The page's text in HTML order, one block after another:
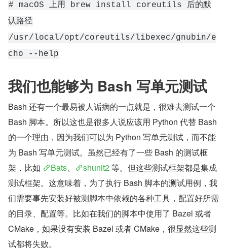
# macOS 上用 brew install coreutils 后的默
认路径
/usr/local/opt/coreutils/libexec/gnubin/e
cho --help
我们也能够为 Bash 写单元测试
Bash 还有一个最易被人诟病的一点就是，很难去测试一个
Bash 脚本。所以这也是很多人说应该用 Python 代替 Bash
的一个理由，因为我们可以为 Python 写单元测试，而不能
为 Bash 写单元测试。虽然已经有了一些 Bash 的测试框
架，比如
Bats、 shunit2 等。但这些测试框架都是集成
测试框架。这意味着，为了执行 Bash 脚本的测试用例，我
们需要事先安装好被测脚本中依赖的各种工具，配置好所需
的目录、配置等。比如在我们的脚本中使用了 Bazel 或者
CMake，如果没有安装 Bazel 或者 CMake，很显然这些测
试都将失败。